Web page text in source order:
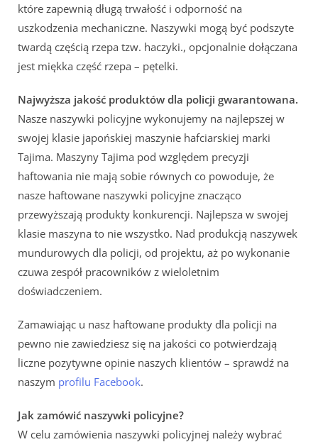
które zapewnią długą trwałość i odporność na
uszkodzenia mechaniczne. Naszywki mogą być podszyte
twardą częścią rzepa tzw. haczyki., opcjonalnie dołączana
jest miękka część rzepa – pętelki.
Najwyższa jakość produktów dla policji gwarantowana.
Nasze naszywki policyjne wykonujemy na najlepszej w
swojej klasie japońskiej maszynie hafciarskiej marki
Tajima. Maszyny Tajima pod względem precyzji
haftowania nie mają sobie równych co powoduje, że
nasze haftowane naszywki policyjne znacząco
przewyższają produkty konkurencji. Najlepsza w swojej
klasie maszyna to nie wszystko. Nad produkcją naszywek
mundurowych dla policji, od projektu, aż po wykonanie
czuwa zespół pracowników z wieloletnim
doświadczeniem.
Zamawiając u nasz haftowane produkty dla policji na
pewno nie zawiedziesz się na jakości co potwierdzają
liczne pozytywne opinie naszych klientów – sprawdź na
naszym profilu Facebook.
Jak zamówić naszywki policyjne?
W celu zamówienia naszywki policyjnej należy wybrać